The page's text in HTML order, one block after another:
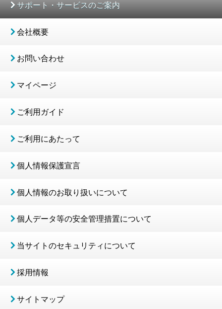
サポート・サービスのご案内
会社概要
お問い合わせ
マイページ
ご利用ガイド
ご利用にあたって
個人情報保護宣言
個人情報のお取り扱いについて
個人データ等の安全管理措置について
当サイトのセキュリティについて
採用情報
サイトマップ